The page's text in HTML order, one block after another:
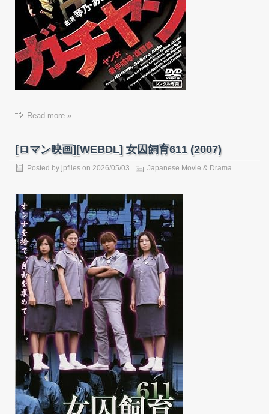
Read more »
[ロマン映画][WEBDL] 女囚飼育611 (2007)
Posted by jpfiles on 2026/05/03 Japanese Movie & Drama